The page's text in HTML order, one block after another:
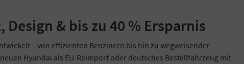
& bis zu 40 % Ersparnis
– von effizienten Benzinern bis hin zu wegweisender
Hyundai als EU-Reimport oder deutsches Bestellfahrzeug mit